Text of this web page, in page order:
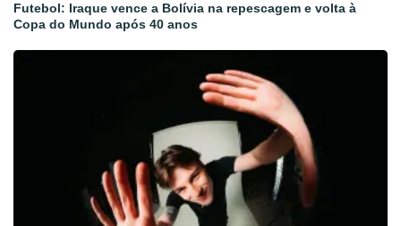
Futebol: Iraque vence a Bolívia na repescagem e volta à
Copa do Mundo após 40 anos